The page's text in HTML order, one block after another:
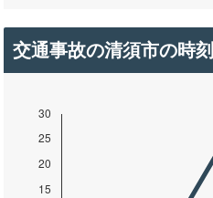
交通事故の清須市の時